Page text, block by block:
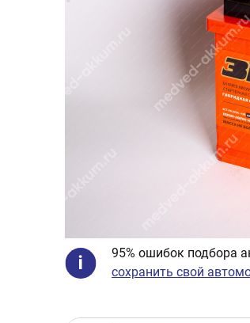
95% ошибок подбора
сохранить свой